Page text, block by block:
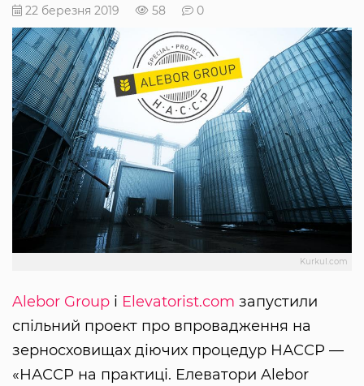
22 березня 2019 58 0
Kurkul.com
Alebor Group і Elevatorist.com запустили
спільний проект про впровадження на
зерносховищах діючих процедур НАССР —
«НАССР на практиці. Елеватори Alebor